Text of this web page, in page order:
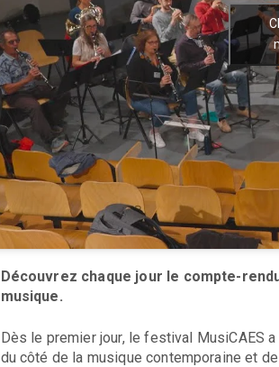
Découvrez chaque jour le compte-
musique.
Dès le premier jour, le festival MusiCAES
du côté de la musique contemporaine et